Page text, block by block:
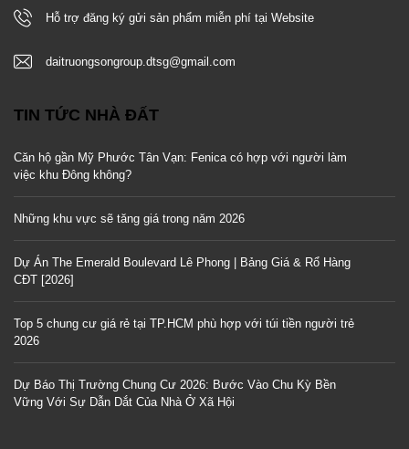
Hỗ trợ đăng ký gửi sản phẩm miễn phí tại Website
daitruongsongroup.dtsg@gmail.com
TIN TỨC NHÀ ĐẤT
Căn hộ gần Mỹ Phước Tân Vạn: Fenica có hợp với người làm
việc khu Đông không?
Những khu vực sẽ tăng giá trong năm 2026
Dự Án The Emerald Boulevard Lê Phong | Bảng Giá & Rổ Hàng
CĐT [2026]
Top 5 chung cư giá rẻ tại TP.HCM phù hợp với túi tiền người trẻ
2026
Dự Báo Thị Trường Chung Cư 2026: Bước Vào Chu Kỳ Bền
Vững Với Sự Dẫn Dắt Của Nhà Ở Xã Hội